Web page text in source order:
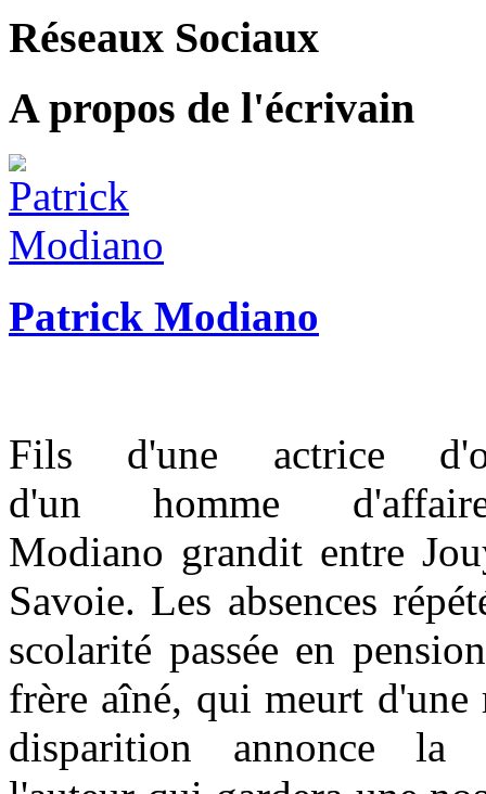
Réseaux Sociaux
A propos de l'écrivain
Patrick Modiano
Fils d'une actrice
d'un homme
Modiano grandit entre
Savoie. Les absences
scolarité passée en
frère aîné, qui meurt d'une
disparition annonce